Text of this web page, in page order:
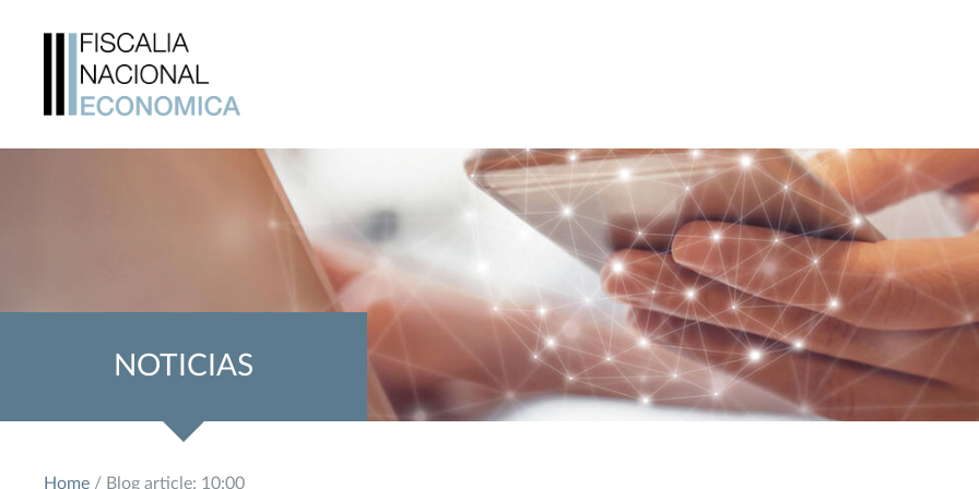
NOTICIAS
Home / Blog article: 10:00